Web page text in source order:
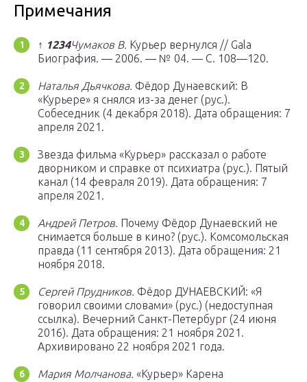
Примечания
↑ 1234Чумаков В. Курьер вернулся // Gala
Биография. — 2006. — № 04. — С. 108—120.
Наталья Дьячкова. Фёдор Дунаевский: В
«Курьере» я снялся из-за денег (рус.).
Собеседник (4 декабря 2018). Дата обращения: 7
апреля 2021.
Звезда фильма «Курьер» рассказал о работе
дворником и справке от психиатра (рус.). Пятый
канал (14 февраля 2019). Дата обращения: 7
апреля 2021.
Андрей Петров. Почему Фёдор Дунаевский не
снимается больше в кино? (рус.). Комсомольская
правда (11 сентября 2013). Дата обращения: 21
ноября 2018.
Сергей Прудников. Фёдор ДУНАЕВСКИЙ: «Я
говорил своими словами» (рус.) (недоступная
ссылка). Вечерний Санкт-Петербург (24 июня
2016). Дата обращения: 21 ноября 2021.
Архивировано 22 ноября 2021 года.
Мария Молчанова. «Курьер» Карена